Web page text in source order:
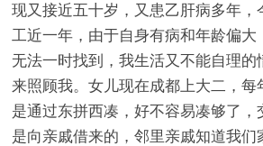
现又接近五十岁，又患乙肝病多年，
工近一年，由于自身有病和年龄偏大
无法一时找到，我生活又不能自理的
来照顾我。女儿现在成都上大二，每
是通过东拼西凑，好不容易凑够了，
是向亲戚借来的，邻里亲戚知道我们